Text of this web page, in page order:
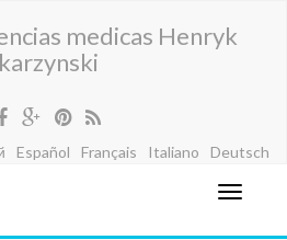
medicas Henryk
Español Français Italiano Deutsch